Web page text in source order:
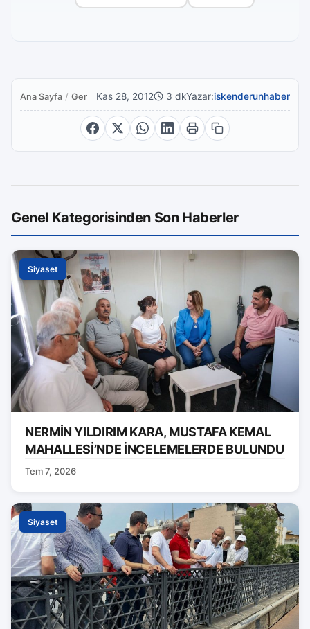
Ana Sayfa / Genel Kas 28, 2012 3 dkYazar:iskenderunhaber
Genel Kategorisinden Son Haberler
Siyaset
NERMİN YILDIRIM KARA, MUSTAFA KEMAL
MAHALLESİ’NDE İNCELEMELERDE BULUNDU
Tem 7, 2026
Siyaset